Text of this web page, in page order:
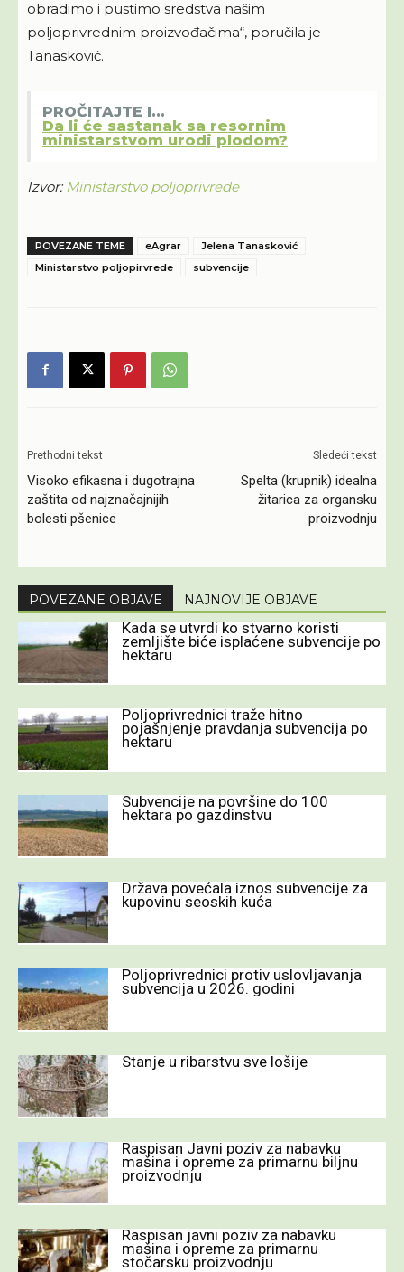
obradimo i pustimo sredstva našim
poljoprivrednim proizvođačima“, poručila je
Tanasković.
PROČITAJTE I...
Da li će sastanak sa resornim
ministarstvom urodi plodom?
Izvor: Ministarstvo poljoprivrede
POVEZANE TEME eAgrar
Jelena Tanasković
Ministarstvo poljopirvrede
subvencije
Prethodni tekst
Visoko efikasna i dugotrajna
zaštita od najznačajnijih
bolesti pšenice
Sledeći tekst
Spelta (krupnik) idealna
žitarica za organsku
proizvodnju
POVEZANE OBJAVE NAJNOVIJE OBJAVE
Kada se utvrdi ko stvarno koristi
zemljište biće isplaćene subvencije po
hektaru
Poljoprivrednici traže hitno
pojašnjenje pravdanja subvencija po
hektaru
Subvencije na površine do 100
hektara po gazdinstvu
Država povećala iznos subvencije za
kupovinu seoskih kuća
Poljoprivrednici protiv uslovljavanja
subvencija u 2026. godini
Stanje u ribarstvu sve lošije
Raspisan Javni poziv za nabavku
mašina i opreme za primarnu biljnu
proizvodnju
Raspisan javni poziv za nabavku
mašina i opreme za primarnu
stočarsku proizvodnju